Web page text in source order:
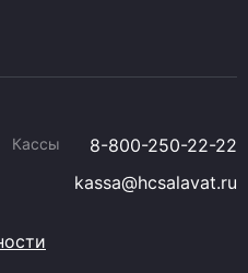
Кассы
8-800-250-22-22
kassa@hcsalavat.ru